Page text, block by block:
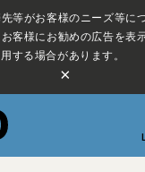
等がお客様のニーズ等に
客様にお勧めの広告を表
する場合があります。
×